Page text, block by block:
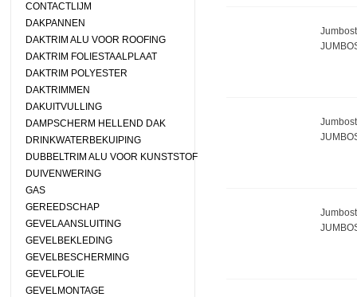
CONTACTLIJM
DAKPANNEN
DAKTRIM ALU VOOR ROOFING
DAKTRIM FOLIESTAALPLAAT
DAKTRIM POLYESTER
DAKTRIMMEN
DAKUITVULLING
DAMPSCHERM HELLEND DAK
DRINKWATERBEKUIPING
DUBBELTRIM ALU VOOR KUNSTSTOF
DUIVENWERING
GAS
GEREEDSCHAP
GEVELAANSLUITING
GEVELBEKLEDING
GEVELBESCHERMING
GEVELFOLIE
GEVELMONTAGE